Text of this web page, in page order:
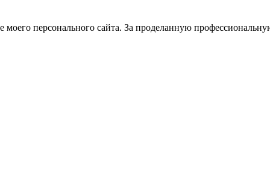
персонального сайта. За проделанную